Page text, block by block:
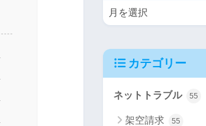
カテゴリー
ネットトラブル 55
架空請求 55